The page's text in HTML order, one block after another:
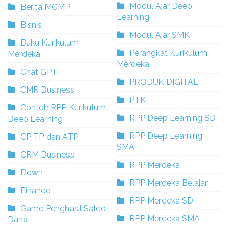
Berita MGMP
Bisnis
Buku Kurikulum
Merdeka
Chat GPT
CMR Business
Contoh RPP Kurikulum
Deep Learning
CP TP dan ATP
CRM Business
Down
Finance
Game Penghasil Saldo
Dana
Modul Ajar Deep
Learning
Modul Ajar SMK
Perangkat Kurikulum
Merdeka
PRODUK DIGITAL
PTK
RPP Deep Learning SD
RPP Deep Learning
SMA
RPP Merdeka
RPP Merdeka Belajar
RPP Merdeka SD
RPP Merdeka SMA